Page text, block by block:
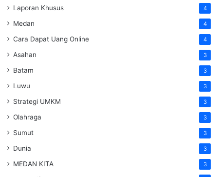
Laporan Khusus 4
Medan 4
Cara Dapat Uang Online 4
Asahan 3
Batam 3
Luwu 3
Strategi UMKM 3
Olahraga 3
Sumut 3
Dunia 3
MEDAN KITA 3